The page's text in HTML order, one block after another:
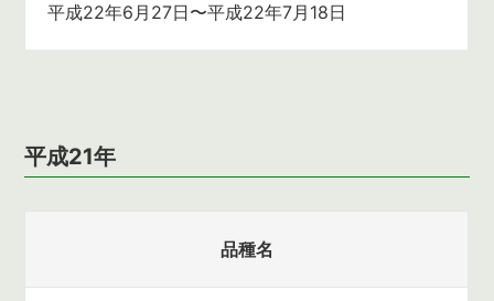
平成22年6月27日〜平成22年7月18日
平成21年
品種名